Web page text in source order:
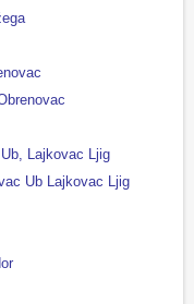
Lajkovac Ljig
Ub Lajkovac Ljig